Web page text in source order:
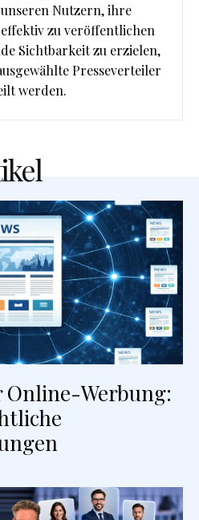
Nutzern, ihre
zu veröffentlichen
Sichtbarkeit zu erzielen,
Presseverteiler
werden.
Werbung: